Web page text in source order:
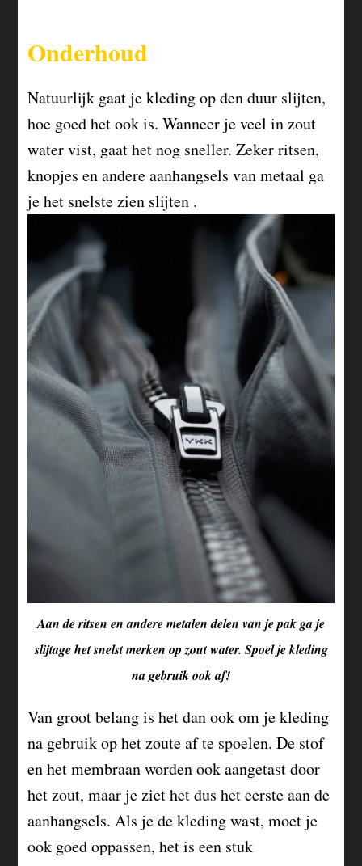
Onderhoud
Natuurlijk gaat je kleding op den duur slijten,
hoe goed het ook is. Wanneer je veel in zout
water vist, gaat het nog sneller. Zeker ritsen,
knopjes en andere aanhangsels van metaal ga
je het snelste zien slijten .
Aan de ritsen en andere metalen delen van je pak ga je
slijtage het snelst merken op zout water. Spoel je kleding
na gebruik ook af!
Van groot belang is het dan ook om je kleding
na gebruik op het zoute af te spoelen. De stof
en het membraan worden ook aangetast door
het zout, maar je ziet het dus het eerste aan de
aanhangsels. Als je de kleding wast, moet je
ook goed oppassen, het is een stuk